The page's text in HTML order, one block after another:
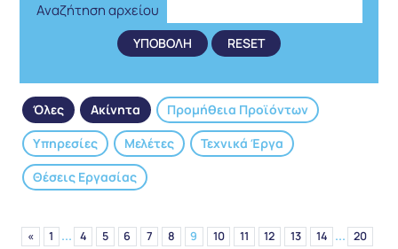
Αναζήτηση αρχείου
Όλες Ακίνητα
Προμήθεια Προϊόντων
Υπηρεσίες
Μελέτες
Τεχνικά Έργα
Θέσεις Εργασίας
« 1 ... 4 5 6 7 8 9 10 11 12 13 14 ... 20